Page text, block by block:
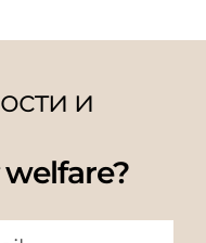
и
welfare?